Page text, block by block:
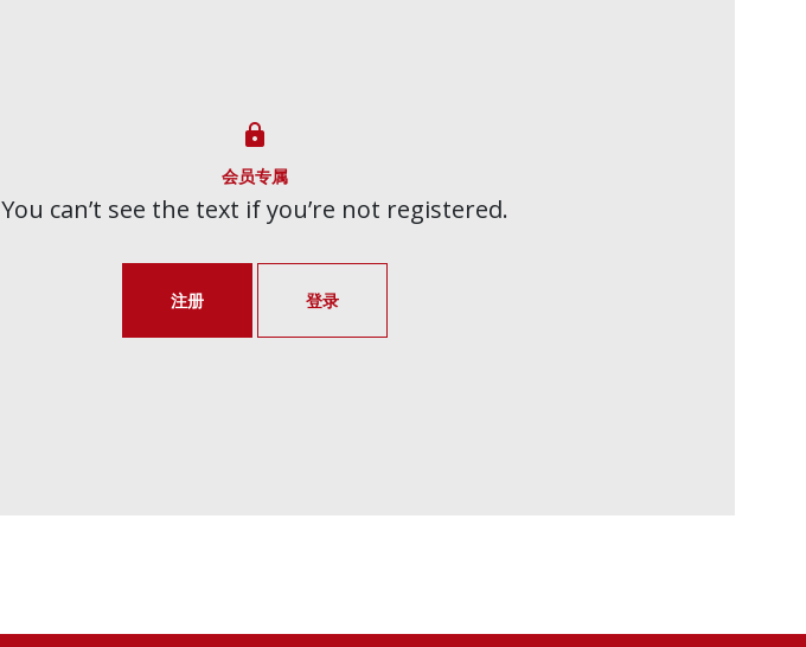

会员专属
You can’t see the text if you’re not registered.
注册 登录